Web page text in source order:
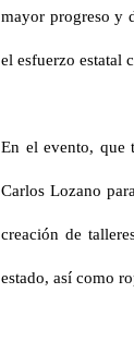
mayor progreso y
el esfuerzo estatal
En el evento, que
Carlos Lozano
creación de
estado, así como